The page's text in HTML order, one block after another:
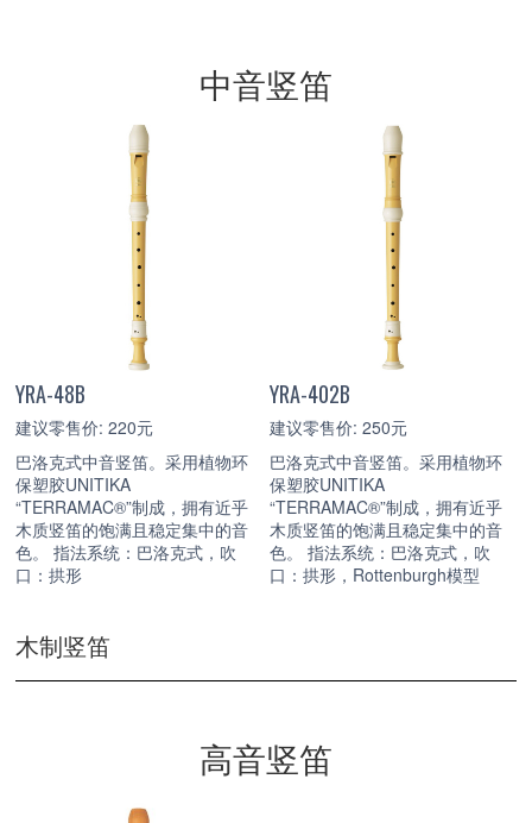
中音竖笛
YRA-48B
建议零售价: 220元
巴洛克式中音竖笛。采用植物环
保塑胶UNITIKA
“TERRAMAC®”制成，拥有近乎
木质竖笛的饱满且稳定集中的音
色。 指法系统：巴洛克式，吹
口：拱形
YRA-402B
建议零售价: 250元
巴洛克式中音竖笛。采用植物环
保塑胶UNITIKA
“TERRAMAC®”制成，拥有近乎
木质竖笛的饱满且稳定集中的音
色。 指法系统：巴洛克式，吹
口：拱形，Rottenburgh模型
木制竖笛
高音竖笛